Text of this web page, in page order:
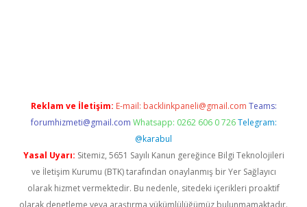
Reklam ve İletişim: E-mail: backlinkpaneli@gmail.com Teams:
forumhizmeti@gmail.com Whatsapp: 0262 606 0 726 Telegram:
@karabul
Yasal Uyarı: Sitemiz, 5651 Sayılı Kanun gereğince Bilgi Teknolojileri
ve İletişim Kurumu (BTK) tarafından onaylanmış bir Yer Sağlayıcı
olarak hizmet vermektedir. Bu nedenle, sitedeki içerikleri proaktif
olarak denetleme veya araştırma yükümlülüğümüz bulunmamaktadır.